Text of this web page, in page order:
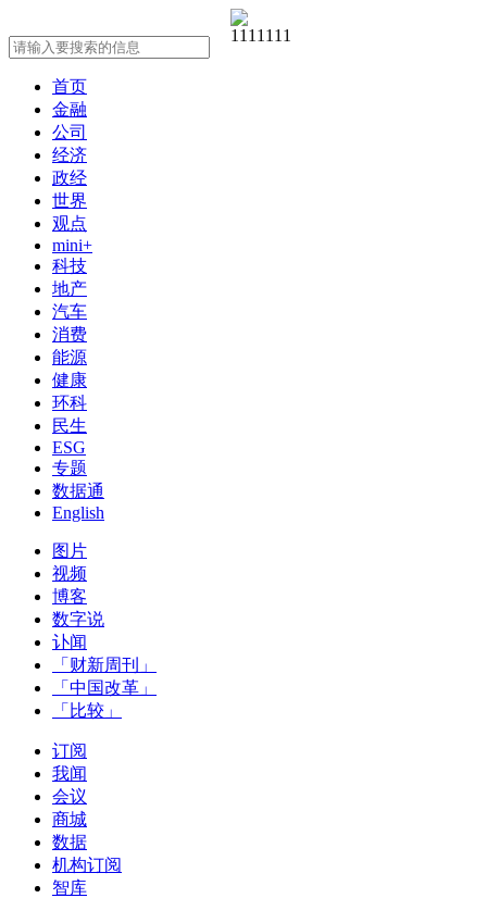
首页
金融
公司
经济
政经
世界
观点
mini+
科技
地产
汽车
消费
能源
健康
环科
民生
ESG
专题
数据通
English
图片
视频
博客
数字说
讣闻
「财新周刊」
「中国改革」
「比较」
订阅
我闻
会议
商城
数据
机构订阅
智库